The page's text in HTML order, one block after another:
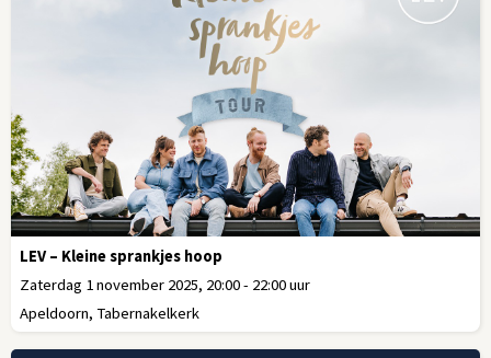
LEV – Kleine sprankjes hoop
Zaterdag 1 november 2025, 20:00 - 22:00 uur
Apeldoorn, Tabernakelkerk